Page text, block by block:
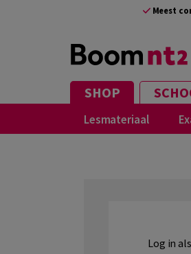
Meest
SHOP
Lesmateriaal
Log in